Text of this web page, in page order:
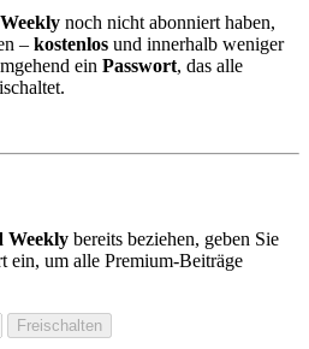
noch nicht abonniert haben,
– kostenlos und innerhalb weniger
ein Passwort, das alle
Weekly bereits beziehen, geben Sie
ein, um alle Premium-Beiträge
Freischalten